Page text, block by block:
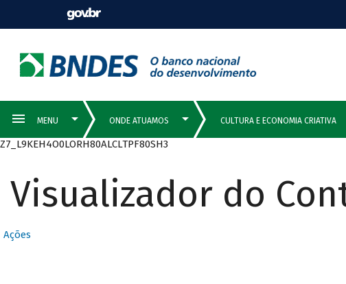
Z7_L9KEH4O0LORH80ALCLTPF80SH3
Visualizador do
Ações